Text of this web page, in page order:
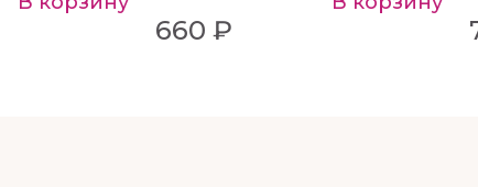
660 ₽